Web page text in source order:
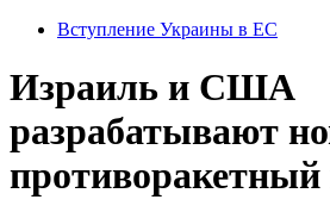
Вступление Украины в ЕС
Израиль и США
разрабатывают
противоракетный